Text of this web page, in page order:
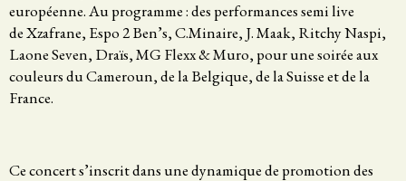
européenne. Au programme : des performances semi live
de Xzafrane, Espo 2 Ben’s, C.Minaire, J. Maak, Ritchy Naspi,
Laone Seven, Draïs, MG Flexx & Muro, pour une soirée aux
couleurs du Cameroun, de la Belgique, de la Suisse et de la
France.
Ce concert s’inscrit dans une dynamique de promotion des